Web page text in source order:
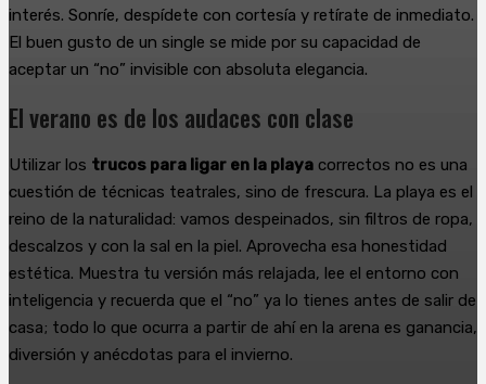
interés. Sonríe, despídete con cortesía y retírate de inmediato.
El buen gusto de un single se mide por su capacidad de
aceptar un “no” invisible con absoluta elegancia.
El verano es de los audaces con clase
Utilizar los trucos para ligar en la playa correctos no es una
cuestión de técnicas teatrales, sino de frescura. La playa es el
reino de la naturalidad: vamos despeinados, sin filtros de ropa,
descalzos y con la sal en la piel. Aprovecha esa honestidad
estética. Muestra tu versión más relajada, lee el entorno con
inteligencia y recuerda que el “no” ya lo tienes antes de salir de
casa; todo lo que ocurra a partir de ahí en la arena es ganancia,
diversión y anécdotas para el invierno.